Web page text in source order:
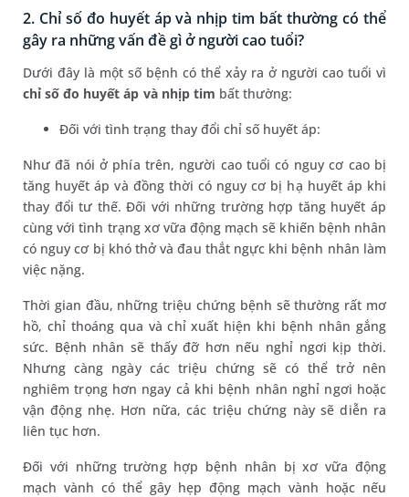
2. Chỉ số đo huyết áp và nhịp tim bất thường có thể
gây ra những vấn đề gì ở người cao tuổi?
Dưới đây là một số bệnh có thể xảy ra ở người cao tuổi vì
chỉ số đo huyết áp và nhịp tim bất thường:
Đối với tình trạng thay đổi chỉ số huyết áp:
Như đã nói ở phía trên, người cao tuổi có nguy cơ cao bị
tăng huyết áp và đồng thời có nguy cơ bị hạ huyết áp khi
thay đổi tư thế. Đối với những trường hợp tăng huyết áp
cùng với tình trạng xơ vữa động mạch sẽ khiến bệnh nhân
có nguy cơ bị khó thở và đau thắt ngực khi bệnh nhân làm
việc nặng.
Thời gian đầu, những triệu chứng bệnh sẽ thường rất mơ
hồ, chỉ thoáng qua và chỉ xuất hiện khi bệnh nhân gắng
sức. Bệnh nhân sẽ thấy đỡ hơn nếu nghỉ ngơi kịp thời.
Nhưng càng ngày các triệu chứng sẽ có thể trở nên
nghiêm trọng hơn ngay cả khi bệnh nhân nghỉ ngơi hoặc
vận động nhẹ. Hơn nữa, các triệu chứng này sẽ diễn ra
liên tục hơn.
Đối với những trường hợp bệnh nhân bị xơ vữa động
mạch vành có thể gây hẹp động mạch vành hoặc nếu